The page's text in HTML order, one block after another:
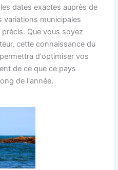
dates exactes auprès de
variations municipales
Que vous soyez
cette connaissance du
d'optimiser vos
de ce que ce pays
de l'année.